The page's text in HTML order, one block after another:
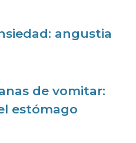
angustia
de vomitar:
estómago